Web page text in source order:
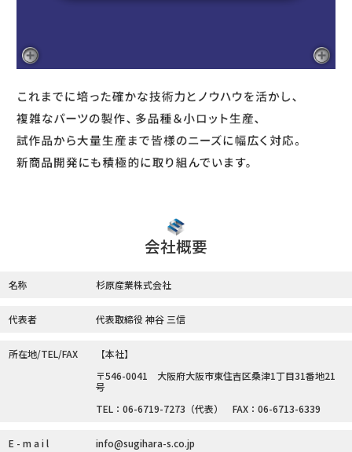
会社概要
名称 杉原産業株式会社
代表者 代表取締役 神谷 三信
所在地/TEL/FAX
【本社】
〒546-0041 大阪府大阪市東住吉区桑津1丁目31番地21
号
TEL：06-6719-7273（代表） FAX：06-6713-6339
E - m a i l info@sugihara-s.co.jp